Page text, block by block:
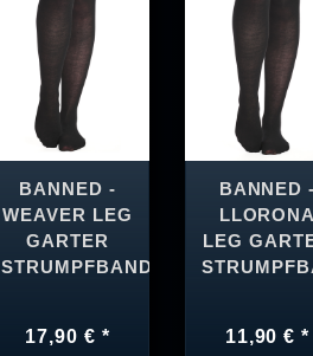
BANNED -
WEAVER LEG
GARTER
STRUMPFBAND
17,90 € *
BANNED
LEG
11,90 € *